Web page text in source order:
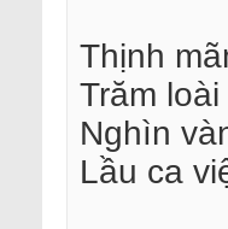
Thịnh
Trăm
Nghìn
Lầu ca